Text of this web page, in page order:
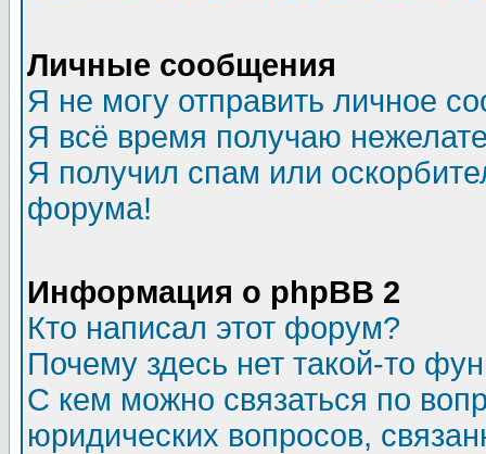
Личные сообщения
Я не могу отправить личное
Я всё время получаю
Я получил спам или
форума!
Информация о phpBB 2
Кто написал этот форум?
Почему здесь нет такой-то
С кем можно связаться по
юридических вопросов,